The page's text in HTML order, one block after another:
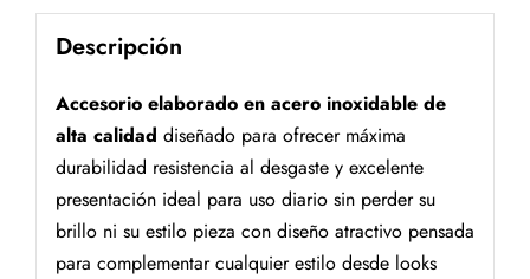
Descripción
Accesorio elaborado en acero inoxidable de
alta calidad diseñado para ofrecer máxima
durabilidad resistencia al desgaste y excelente
presentación ideal para uso diario sin perder su
brillo ni su estilo pieza con diseño atractivo pensada
para complementar cualquier estilo desde looks